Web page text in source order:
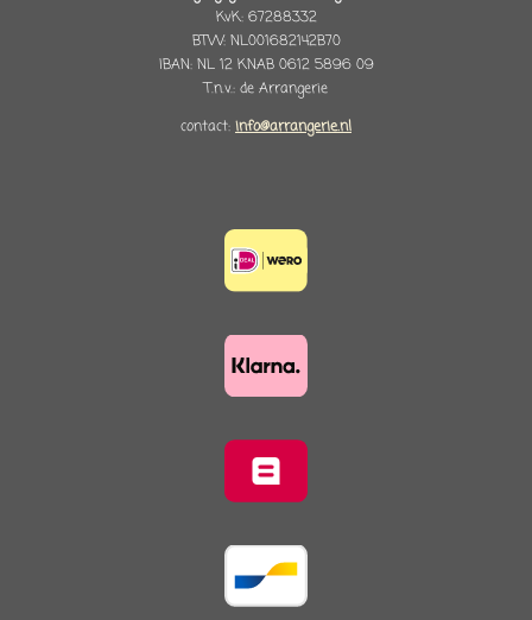
KvK: 67288332
BTW: NL001682142B70
IBAN: NL 12 KNAB 0612 5896 09
T.n.v.: de Arrangerie
contact: info@arrangerie.nl